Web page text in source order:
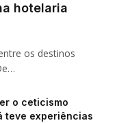
hotelaria
os destinos
o ceticismo
teve experiências